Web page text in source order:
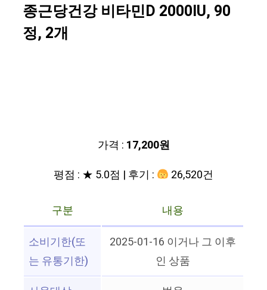
종근당건강 비타민D 2000IU, 90
정, 2개
가격 : 17,200원
평점 : ★ 5.0점 | 후기 :
26,520건
구분
내용
소비기한(또
는 유통기한)
2025-01-16 이거나 그 이후
인 상품